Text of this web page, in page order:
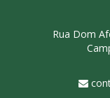
Rua Dom